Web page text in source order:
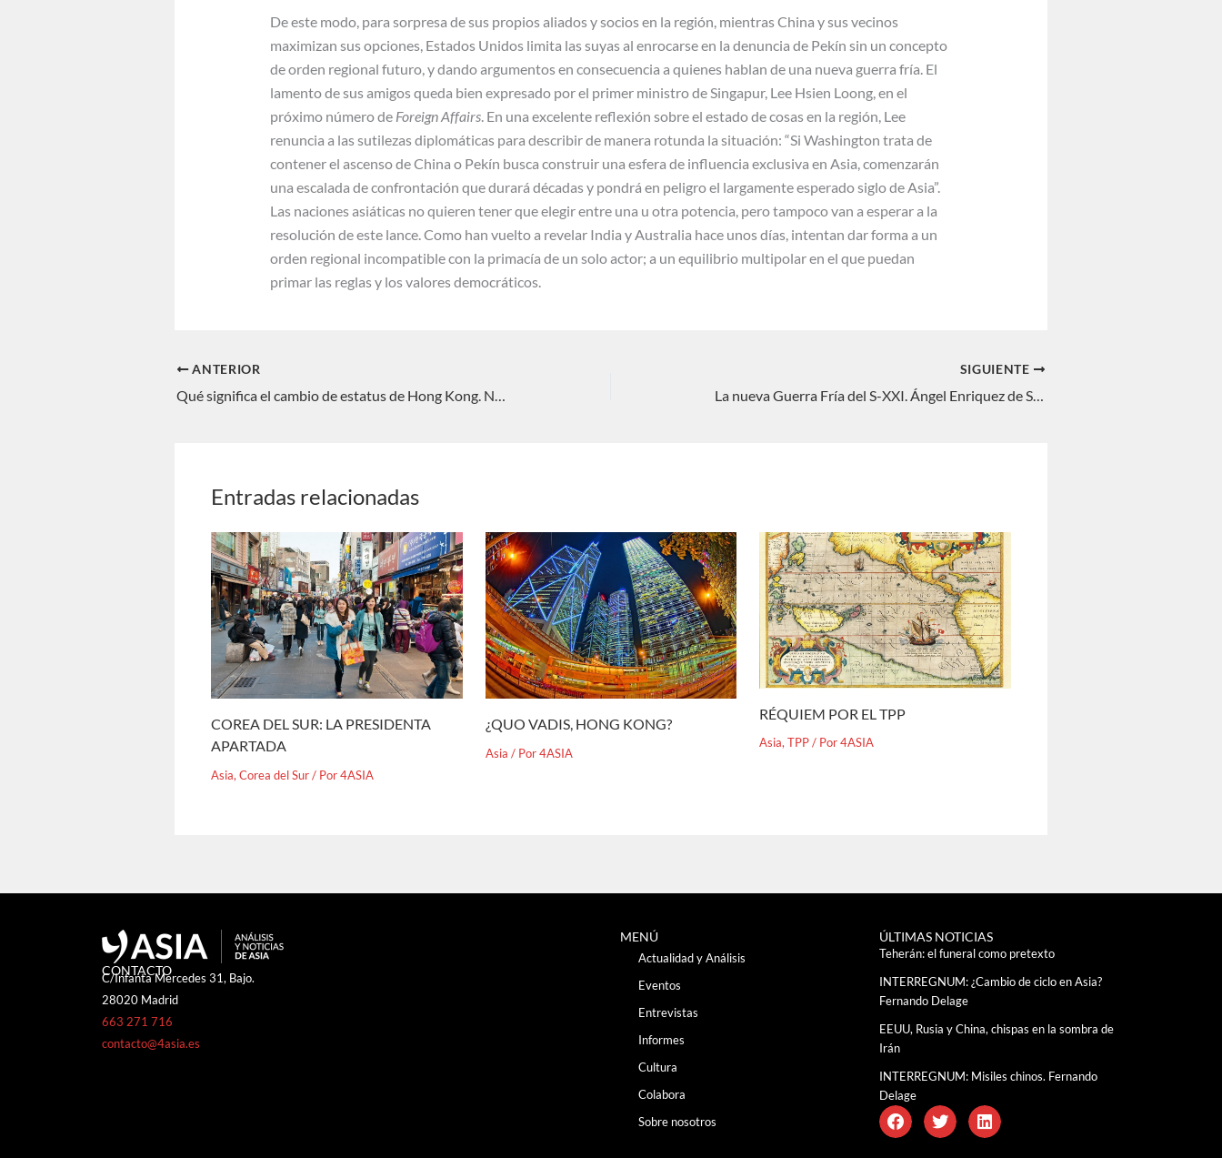
De este modo, para sorpresa de sus propios aliados y socios en la región, mientras China y sus vecinos
maximizan sus opciones, Estados Unidos limita las suyas al enrocarse en la denuncia de Pekín sin un concepto
de orden regional futuro, y dando argumentos en consecuencia a quienes hablan de una nueva guerra fría. El
lamento de sus amigos queda bien expresado por el primer ministro de Singapur, Lee Hsien Loong, en el
próximo número de Foreign Affairs. En una excelente reflexión sobre el estado de cosas en la región, Lee
renuncia a las sutilezas diplomáticas para describir de manera rotunda la situación: “Si Washington trata de
contener el ascenso de China o Pekín busca construir una esfera de influencia exclusiva en Asia, comenzarán
una escalada de confrontación que durará décadas y pondrá en peligro el largamente esperado siglo de Asia”.
Las naciones asiáticas no quieren tener que elegir entre una u otra potencia, pero tampoco van a esperar a la
resolución de este lance. Como han vuelto a revelar India y Australia hace unos días, intentan dar forma a un
orden regional incompatible con la primacía de un solo actor; a un equilibrio multipolar en el que puedan
primar las reglas y los valores democráticos.
ANTERIOR
Qué significa el cambio de estatus de Hong Kong. Nieves C. Pérez Rodríguez
SIGUIENTE
La nueva Guerra Fría del S-XXI. Ángel Enriquez de Salamanca Ortiz
Entradas relacionadas
COREA DEL SUR: LA PRESIDENTA
APARTADA
Asia, Corea del Sur/ Por4ASIA
¿QUO VADIS, HONG KONG?
Asia / Por4ASIA
RÉQUIEM POR EL TPP
Asia,TPP/ Por4ASIA
CONTACTO
C/Infanta Mercedes 31, Bajo.
28020 Madrid
663 271 716
contacto@4asia.es
MENÚ
Actualidad y Análisis
Eventos
Entrevistas
Informes
Cultura
Colabora
Sobre nosotros
ÚLTIMAS NOTICIAS
Teherán: el funeral como pretexto
INTERREGNUM: ¿Cambio de ciclo en Asia?
Fernando Delage
EEUU, Rusia y China, chispas en la sombra de
Irán
INTERREGNUM: Misiles chinos. Fernando
Delage